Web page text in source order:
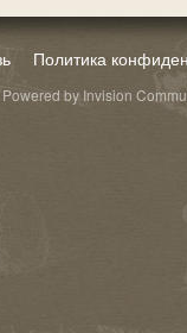
Политика
Powered by Invision